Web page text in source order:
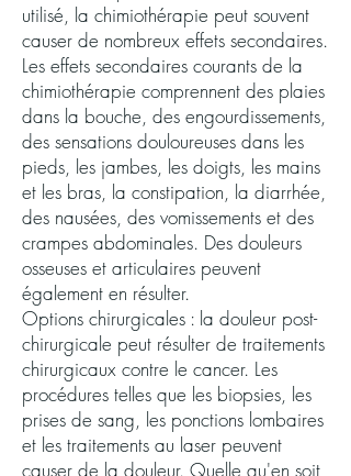
utilisé, la chimiothérapie peut souvent
causer de nombreux effets secondaires.
Les effets secondaires courants de la
chimiothérapie comprennent des plaies
dans la bouche, des engourdissements,
des sensations douloureuses dans les
pieds, les jambes, les doigts, les mains
et les bras, la constipation, la diarrhée,
des nausées, des vomissements et des
crampes abdominales. Des douleurs
osseuses et articulaires peuvent
également en résulter.
Options chirurgicales : la douleur post-
chirurgicale peut résulter de traitements
chirurgicaux contre le cancer. Les
procédures telles que les biopsies, les
prises de sang, les ponctions lombaires
et les traitements au laser peuvent
causer de la douleur. Quelle qu'en soit